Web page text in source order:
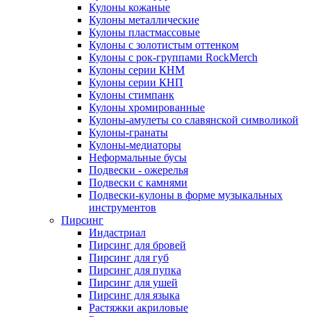
Кулоны кожаные
Кулоны металлические
Кулоны пластмассовые
Кулоны с золотистым оттенком
Кулоны с рок-группами RockMerch
Кулоны серии КНМ
Кулоны серии КНП
Кулоны стимпанк
Кулоны хромированные
Кулоны-амулеты со славянской символикой
Кулоны-гранаты
Кулоны-медиаторы
Неформальные бусы
Подвески - ожерелья
Подвески с камнями
Подвески-кулоны в форме музыкальных
инструментов
Пирсинг
Индастриал
Пирсинг для бровей
Пирсинг для губ
Пирсинг для пупка
Пирсинг для ушей
Пирсинг для языка
Растяжки акриловые